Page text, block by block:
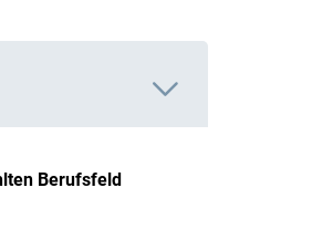
Berufsfeld